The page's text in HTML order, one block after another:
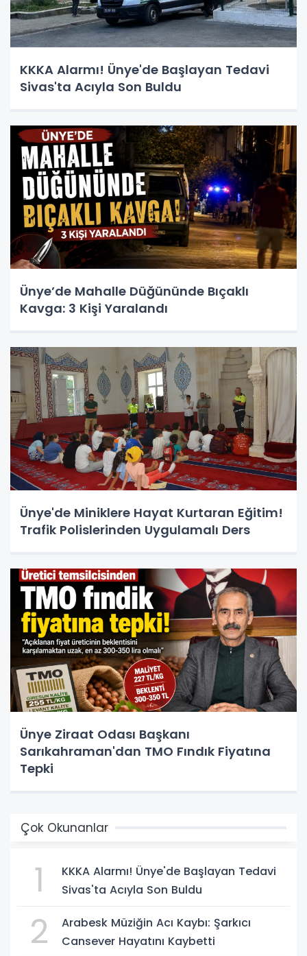
KKKA Alarmı! Ünye'de Başlayan Tedavi
Sivas'ta Acıyla Son Buldu
Ünye’de Mahalle Düğününde Bıçaklı
Kavga: 3 Kişi Yaralandı
Ünye'de Miniklere Hayat Kurtaran Eğitim!
Trafik Polislerinden Uygulamalı Ders
Ünye Ziraat Odası Başkanı
Sarıkahraman'dan TMO Fındık Fiyatına
Tepki
Çok Okunanlar
1
KKKA Alarmı! Ünye'de Başlayan Tedavi
Sivas'ta Acıyla Son Buldu
2
Arabesk Müziğin Acı Kaybı: Şarkıcı
Cansever Hayatını Kaybetti